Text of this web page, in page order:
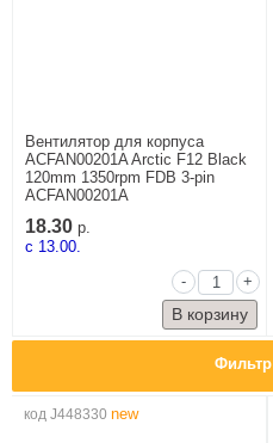
Вентилятор для корпуса
ACFAN00201A Arctic F12 Black
120mm 1350rpm FDB 3-pin
ACFAN00201A
18.30 р.
c 13.00.
-
+
Фильтр
код J448330 new